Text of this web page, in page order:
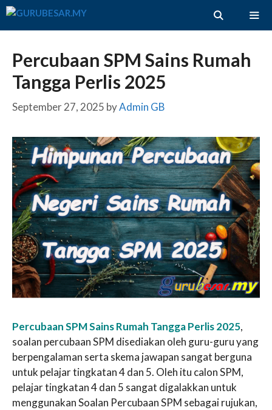
Skip
Percubaan SPM Sains Rumah
Tangga Perlis 2025
September 27, 2025 byAdmin GB
Percubaan SPM Sains Rumah Tangga Perlis 2025,
soalan percubaan SPM disediakan oleh guru-guru yang
berpengalaman serta skema jawapan sangat berguna
untuk pelajar tingkatan 4 dan 5. Oleh itu calon SPM,
pelajar tingkatan 4 dan 5 sangat digalakkan untuk
menggunakan Soalan Percubaan SPM sebagai rujukan,